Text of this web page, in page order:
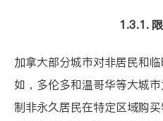
1.3.1.
加拿大部分城市对非居民和
如，多伦多和温哥华等大城
制非永久居民在特定区域购